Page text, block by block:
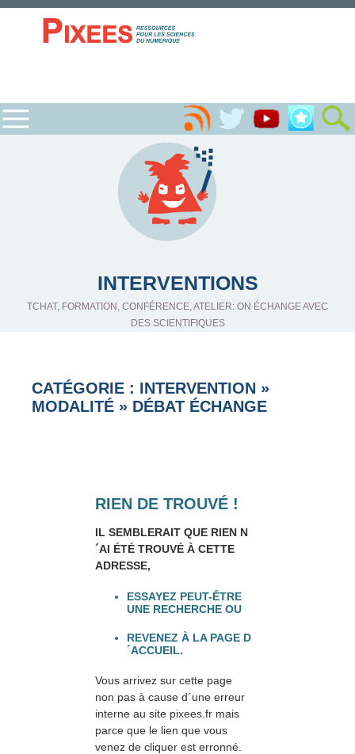
INTERVENTIONS
TCHAT, FORMATION, CONFÉRENCE, ATELIER: ON ÉCHANGE AVEC
DES SCIENTIFIQUES
CATÉGORIE : INTERVENTION »
MODALITÉ » DÉBAT ÉCHANGE
RIEN DE TROUVÉ !
IL SEMBLERAIT QUE RIEN N
´AI ÉTÉ TROUVÉ À CETTE
ADRESSE,
ESSAYEZ PEUT-ÊTRE
UNE RECHERCHE OU
REVENEZ À LA PAGE D
´ACCUEIL.
Vous arrivez sur cette page
non pas à cause d´une erreur
interne au site pixees.fr mais
parce que le lien que vous
venez de cliquer est erronné.